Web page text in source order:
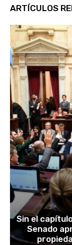
ARTÍCULOS
Sin el
Senado